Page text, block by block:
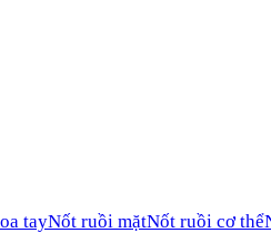
tayNốt ruồi mặtNốt ruồi cơ thể